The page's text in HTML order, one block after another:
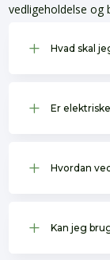
vedligeholdelse og
L Hvad skal
L Er
L Hvordan
L Kan jeg